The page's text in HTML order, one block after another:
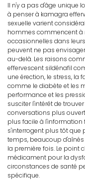
Il n'y a pas d'âge unique
à penser à kamagra
sexuelle varient
hommes commencent à
occasionnelles dans
peuvent ne pas
au-delà. Les raisons
effervescent sildénafil
une érection, le stress, la
comme le diabète et les
performance et les
susciter l'intérêt de
conversations plus
plus facile à
s'interrogent plus tôt que
temps, beaucoup
la première fois. Le point
médicament pour la
circonstances de santé
spécifique.